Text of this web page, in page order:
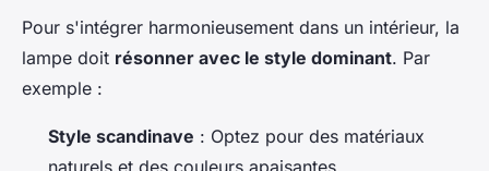
Pour s'intégrer harmonieusement dans un intérieur, la
lampe doit résonner avec le style dominant. Par
exemple :
Style scandinave : Optez pour des matériaux